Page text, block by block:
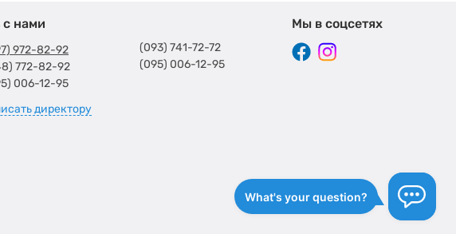
с нами
972-82-92
772-82-92
006-12-95
директору
(093) 741-72-72
(095) 006-12-95
Мы в соцсетях